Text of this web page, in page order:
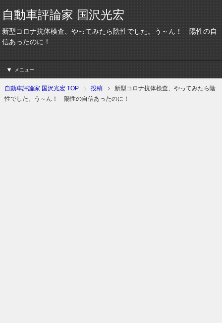
自動車評論家 国沢光宏
新型コロナ抗体検査、やってみたら陰性でした。う～ん！ 陽性の自
信あったのに！
メニュー
自動車評論家 国沢光宏 TOP 投稿
新型コロナ抗体検査、やってみたら陰
性でした。う～ん！ 陽性の自信あったのに！